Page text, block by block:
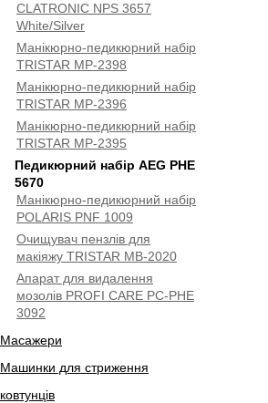
CLATRONIC NPS 3657
White/Silver
Манікюрно-педикюрний набір
TRISTAR MP-2398
Манікюрно-педикюрний набір
TRISTAR MP-2396
Манікюрно-педикюрний набір
TRISTAR MP-2395
Педикюрний набір AEG PHE
5670
Манікюрно-педикюрний набір
POLARIS PNF 1009
Очищувач пензлів для
макіяжу TRISTAR MB-2020
Апарат для видалення
мозолів PROFI CARE PC-PHE
3092
Масажери
Машинки для стриження
ковтунців